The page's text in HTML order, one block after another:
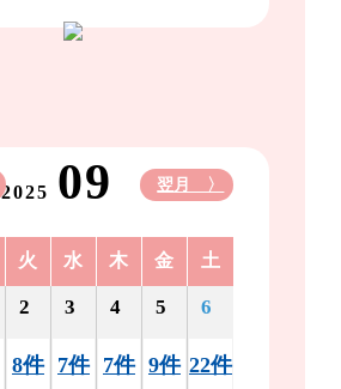
2025 09 翌月 〉
火 水 木 金 土
2
8件
3
7件
4
7件
5
9件
6
22件